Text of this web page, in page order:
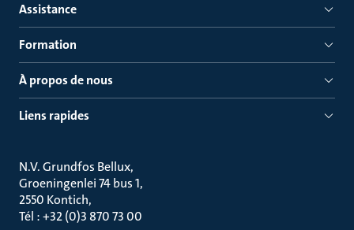
Assistance
Formation
À propos de nous
Liens rapides
N.V. Grundfos Bellux
Groeningenlei 74 bus 1
2550 Kontich
Tél : +32 (0)3 870 73 00